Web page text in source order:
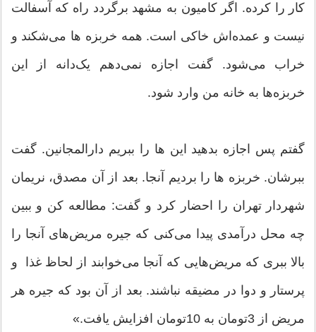
کار را کرده. اگر کامیون به مشهد برگردد راه که آسفالت
نیست و عمده‌اش خاکی است. همه خربزه ها می‌شکند و
خراب می‌شود. گفت اجازه نمی‌دهم یک‌دانه از این
خربزه‌ها به خانه من وارد شود.
گفتم پس اجازه بدهید این ها را ببریم دارالمجانین. گفت
ببرشان. خربزه ها را بردیم آنجا. بعد از آن مصدق، نریمان
شهردار تهران را احضار کرد و گفت: مطالعه کن و ببین
چه محل درآمدی پیدا می‌کنی که جیره مریض‌های آنجا را
بالا ببری که مریض‌هایی که آنجا می‌خوابند از لحاظ غذا و
پرستار و دوا در مضیقه نباشند. بعد از آن بود که جیره هر
مریض از 3تومان به 10تومان افزایش یافت.»